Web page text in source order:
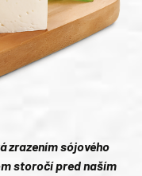
zrazením sójového
storočí pred naším